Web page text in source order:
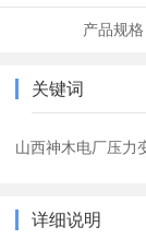
产品规格
关键词
山西神木电厂压力
详细说明